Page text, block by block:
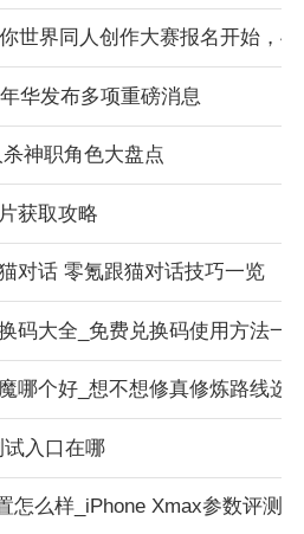
用户自由调整表盘元素，如
景图片等。
实用功能，让表盘不仅美观还
果，增加表盘的动态美感。
保持软件的活力和新鲜感。
行速度和稳定性。
升用户体验。
素，丰富用户选择。
你世界同人创作大赛报名开始，4
华发布多项重磅消息
神职角色大盘点
获取攻略
对话 零氪跟猫对话技巧一览
码大全_免费兑换码使用方法一
哪个好_想不想修真修炼路线选
入口在哪
怎么样_iPhone Xmax参数评测